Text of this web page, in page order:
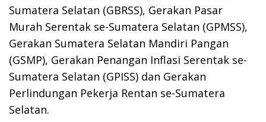
Sumatera Selatan (GBRSS), Gerakan Pasar
Murah Serentak se-Sumatera Selatan (GPMSS),
Gerakan Sumatera Selatan Mandiri Pangan
(GSMP), Gerakan Penangan Inflasi Serentak se-
Sumatera Selatan (GPISS) dan Gerakan
Perlindungan Pekerja Rentan se-Sumatera
Selatan.